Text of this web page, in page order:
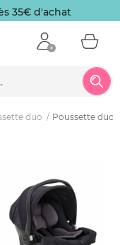
35€ d'achat
duo Poussette duo